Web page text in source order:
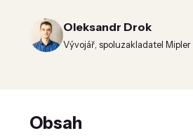
Oleksandr Drok
Vývojář, spoluzakladatel Mipler
Obsah